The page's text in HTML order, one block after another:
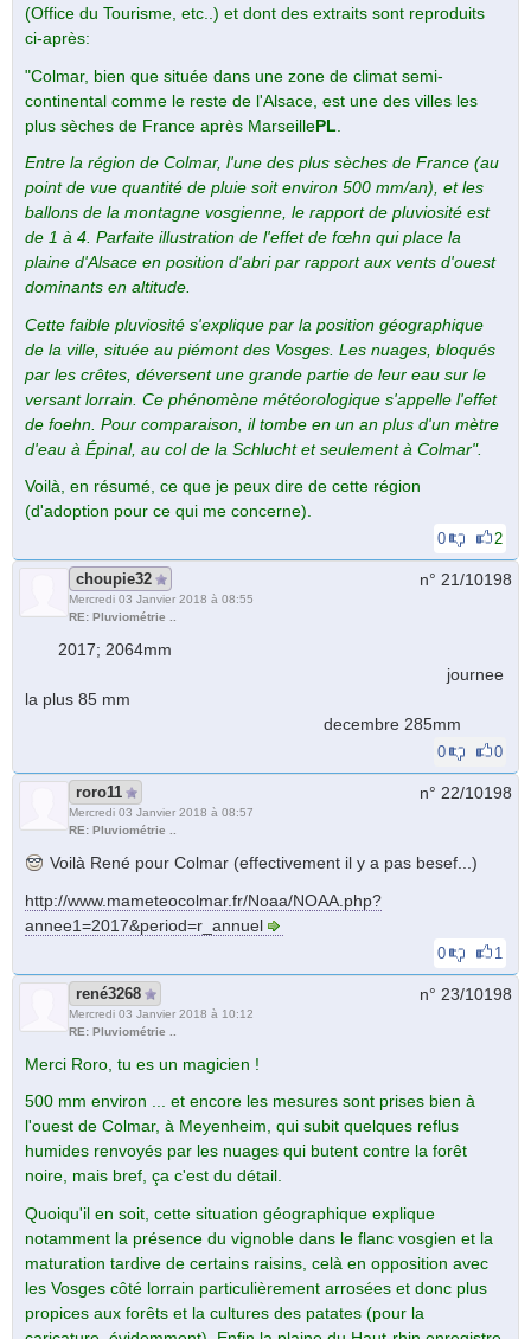
(Office du Tourisme, etc..) et dont des extraits sont reproduits
ci-après:
"Colmar, bien que située dans une zone de climat semi-
continental comme le reste de l'Alsace, est une des villes les
plus sèches de France après MarseillePL
Entre la région de Colmar, l'une des plus sèches de France (au
point de vue quantité de pluie soit environ 500 mm/an), et les
ballons de la montagne vosgienne, le rapport de pluviosité est
de 1 à 4. Parfaite illustration de l'effet de fœhn qui place la
plaine d'Alsace en position d'abri par rapport aux vents d'ouest
dominants en altitude.
Cette faible pluviosité s'explique par la position géographique
de la ville, située au piémont des Vosges. Les nuages, bloqués
par les crêtes, déversent une grande partie de leur eau sur le
versant lorrain. Ce phénomène météorologique s'appelle l'effet
de foehn. Pour comparaison, il tombe en un an plus d'un mètre
d'eau à Épinal, au col de la Schlucht et seulement à Colmar".
Voilà, en résumé, ce que je peux dire de cette région
(d'adoption pour ce qui me concerne).
0 2
choupie32
Mercredi 03 Janvier 2018 à 08:55
RE: Pluviométrie ..
n° 21/10198
2017; 2064mm
journee
la plus 85 mm
decembre 285mm
0 0
roro11
Mercredi 03 Janvier 2018 à 08:57
RE: Pluviométrie ..
n° 22/10198
Voilà René pour Colmar (effectivement il y a pas besef...)
http://www.mameteocolmar.fr/Noaa/NOAA.php?
annee1=2017&period=r_annuel
0 1
rené3268
Mercredi 03 Janvier 2018 à 10:12
RE: Pluviométrie ..
n° 23/10198
Merci Roro, tu es un magicien !
500 mm environ ... et encore les mesures sont prises bien à
l'ouest de Colmar, à Meyenheim, qui subit quelques reflus
humides renvoyés par les nuages qui butent contre la forêt
noire, mais bref, ça c'est du détail.
Quoiqu'il en soit, cette situation géographique explique
notamment la présence du vignoble dans le flanc vosgien et la
maturation tardive de certains raisins, celà en opposition avec
les Vosges côté lorrain particulièrement arrosées et donc plus
propices aux forêts et la cultures des patates (pour la